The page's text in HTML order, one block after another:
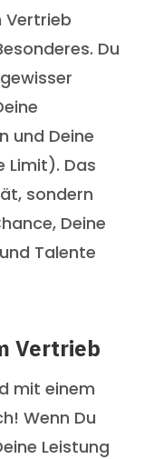
Vertrieb
Du
und Deine
Limit). Das
sondern
Deine
Talente
Vertrieb
mit einem
Wenn Du
Leistung